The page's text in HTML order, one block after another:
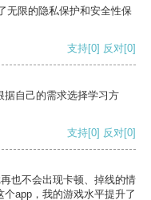
无限的隐私保护和安全性保
支持[0] 反对[0]
据自己的需求选择学习方
支持[0] 反对[0]
也不会出现卡顿、掉线的情
app，我的游戏水平提升了